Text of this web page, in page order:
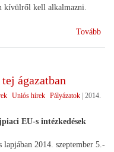
kívülről kell alkalmazni.
Tovább
ágazatban
Uniós hírek Pályázatok 2014.
EU-s intézkedések
lapjában 2014. szeptember 5.-